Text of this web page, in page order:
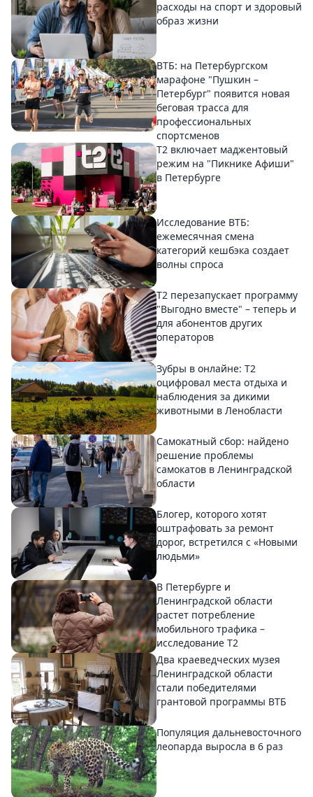
расходы на спорт и здоровый
образ жизни
ВТБ: на Петербургском
марафоне "Пушкин –
Петербург" появится новая
беговая трасса для
профессиональных
спортсменов
Т2 включает маджентовый
режим на "Пикнике Афиши"
в Петербурге
Исследование ВТБ:
ежемесячная смена
категорий кешбэка создает
волны спроса
Т2 перезапускает программу
"Выгодно вместе" – теперь и
для абонентов других
операторов
Зубры в онлайне: Т2
оцифровал места отдыха и
наблюдения за дикими
животными в Ленобласти
Самокатный сбор: найдено
решение проблемы
самокатов в Ленинградской
области
Блогер, которого хотят
оштрафовать за ремонт
дорог, встретился с «Новыми
людьми»
В Петербурге и
Ленинградской области
растет потребление
мобильного трафика –
исследование T2
Два краеведческих музея
Ленинградской области
стали победителями
грантовой программы ВТБ
Популяция дальневосточного
леопарда выросла в 6 раз